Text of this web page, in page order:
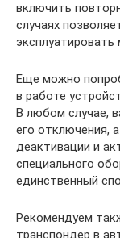
включить
случаях
Еще можно
в работе
В любом случае,
его отключения,
деактивации и
специального
единственный
Рекомендуем
транспондер в